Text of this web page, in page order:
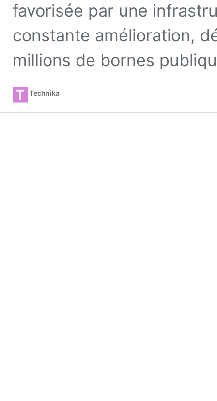
favorisée par une
constante amélioration,
millions de bornes
Technika